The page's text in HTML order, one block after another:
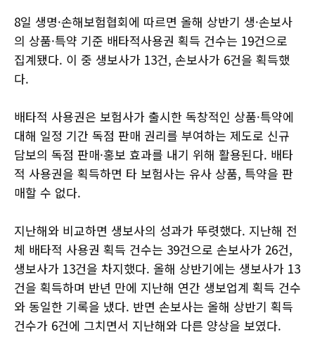
8일 생명·손해보험협회에 따르면 올해 상반기 생·손보사
의 상품·특약 기준 배타적사용권 획득 건수는 19건으로
집계됐다. 이 중 생보사가 13건, 손보사가 6건을 획득했
다.
배타적 사용권은 보험사가 출시한 독창적인 상품·특약에
대해 일정 기간 독점 판매 권리를 부여하는 제도로 신규
담보의 독점 판매·홍보 효과를 내기 위해 활용된다. 배타
적 사용권을 획득하면 타 보험사는 유사 상품, 특약을 판
매할 수 없다.
지난해와 비교하면 생보사의 성과가 뚜렷했다. 지난해 전
체 배타적 사용권 획득 건수는 39건으로 손보사가 26건,
생보사가 13건을 차지했다. 올해 상반기에는 생보사가 13
건을 획득하며 반년 만에 지난해 연간 생보업계 획득 건수
와 동일한 기록을 냈다. 반면 손보사는 올해 상반기 획득
건수가 6건에 그치면서 지난해와 다른 양상을 보였다.